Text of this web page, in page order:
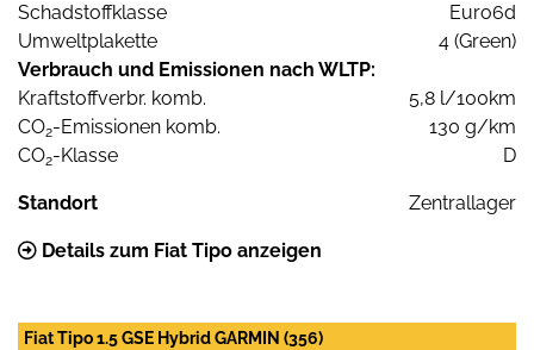
Schadstoffklasse
Euro6d
Umweltplakette
4 (Green)
Verbrauch und Emissionen nach WLTP:
Kraftstoffverbr. komb.
5,8 l/100km
CO2-Emissionen komb.
130 g/km
CO2-Klasse D
Standort Zentrallager
Details zum Fiat Tipo anzeigen
Fiat Tipo 1.5 GSE Hybrid GARMIN (356)